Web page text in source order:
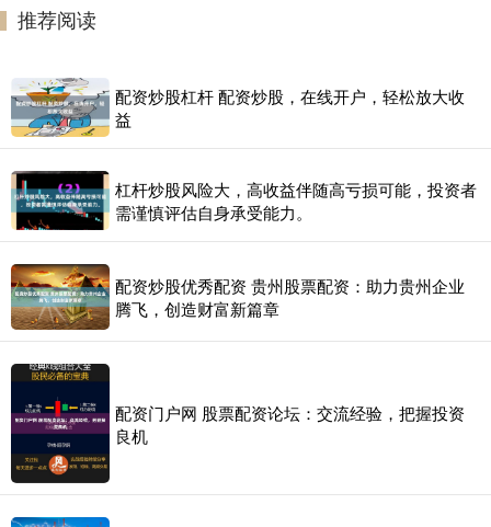
推荐阅读
配资炒股杠杆 配资炒股，在线开户，轻松放大收
益
杠杆炒股风险大，高收益伴随高亏损可能，投资者
需谨慎评估自身承受能力。
配资炒股优秀配资 贵州股票配资：助力贵州企业
腾飞，创造财富新篇章
配资门户网 股票配资论坛：交流经验，把握投资
良机